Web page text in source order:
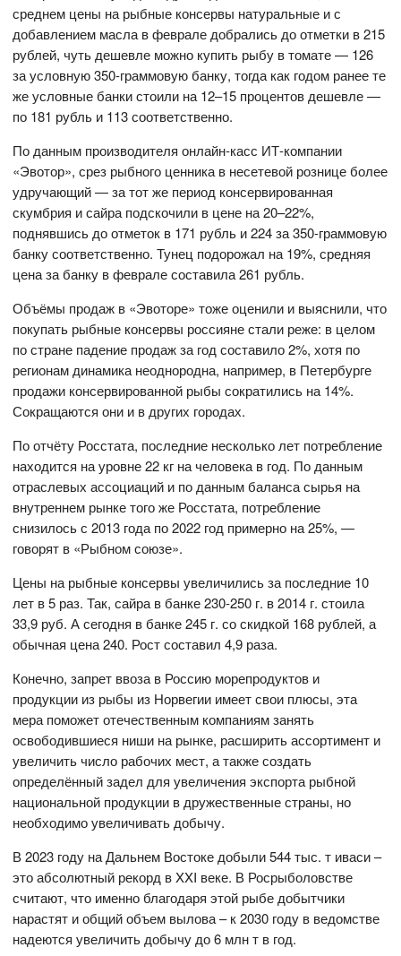
среднем цены на рыбные консервы натуральные и с
добавлением масла в феврале добрались до отметки в 215
рублей, чуть дешевле можно купить рыбу в томате — 126
за условную 350-граммовую банку, тогда как годом ранее те
же условные банки стоили на 12–15 процентов дешевле —
по 181 рубль и 113 соответственно.
По данным производителя онлайн-касс ИТ-компании
«Эвотор», срез рыбного ценника в несетевой рознице более
удручающий — за тот же период консервированная
скумбрия и сайра подскочили в цене на 20–22%,
поднявшись до отметок в 171 рубль и 224 за 350-граммовую
банку соответственно. Тунец подорожал на 19%, средняя
цена за банку в феврале составила 261 рубль.
Объёмы продаж в «Эвоторе» тоже оценили и выяснили, что
покупать рыбные консервы россияне стали реже: в целом
по стране падение продаж за год составило 2%, хотя по
регионам динамика неоднородна, например, в Петербурге
продажи консервированной рыбы сократились на 14%.
Сокращаются они и в других городах.
По отчёту Росстата, последние несколько лет потребление
находится на уровне 22 кг на человека в год. По данным
отраслевых ассоциаций и по данным баланса сырья на
внутреннем рынке того же Росстата, потребление
снизилось с 2013 года по 2022 год примерно на 25%, —
говорят в «Рыбном союзе».
Цены на рыбные консервы увеличились за последние 10
лет в 5 раз. Так, сайра в банке 230-250 г. в 2014 г. стоила
33,9 руб. А сегодня в банке 245 г. со скидкой 168 рублей, а
обычная цена 240. Рост составил 4,9 раза.
Конечно, запрет ввоза в Россию морепродуктов и
продукции из рыбы из Норвегии имеет свои плюсы, эта
мера поможет отечественным компаниям занять
освободившиеся ниши на рынке, расширить ассортимент и
увеличить число рабочих мест, а также создать
определённый задел для увеличения экспорта рыбной
национальной продукции в дружественные страны, но
необходимо увеличивать добычу.
В 2023 году на Дальнем Востоке добыли 544 тыс. т иваси –
это абсолютный рекорд в XXI веке. В Росрыболовстве
считают, что именно благодаря этой рыбе добытчики
нарастят и общий объем вылова – к 2030 году в ведомстве
надеются увеличить добычу до 6 млн т в год.